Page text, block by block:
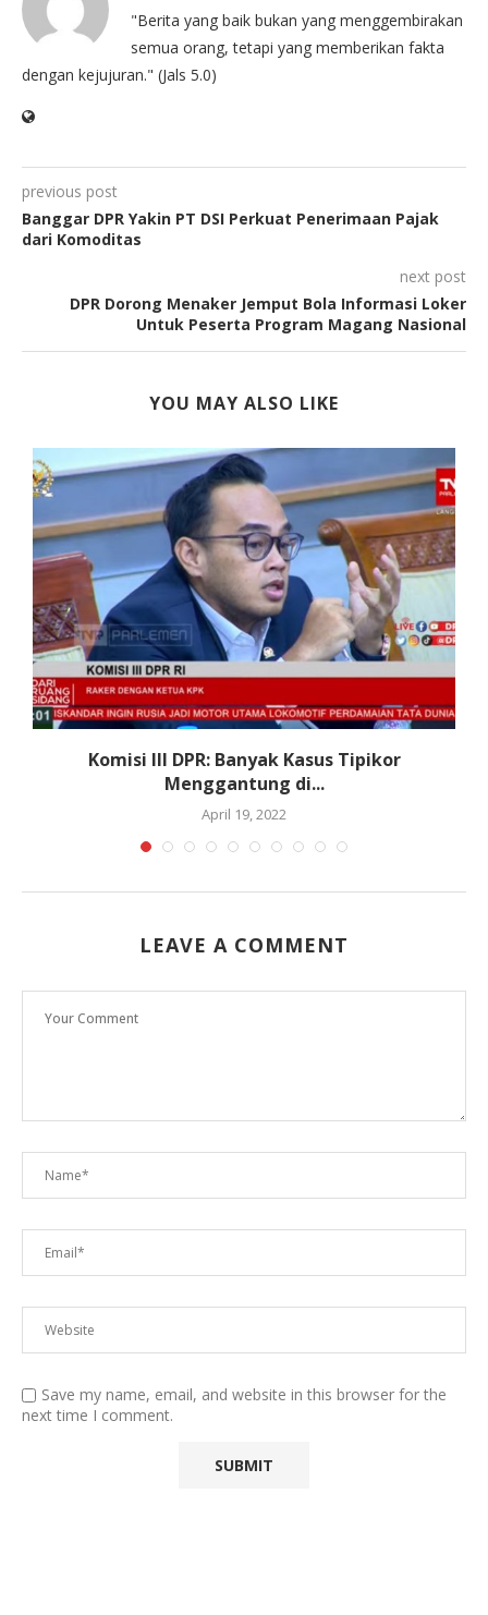
"Berita yang baik bukan yang menggembirakan
semua orang, tetapi yang memberikan fakta
dengan kejujuran." (Jals 5.0)
previous post
Banggar DPR Yakin PT DSI Perkuat Penerimaan Pajak
dari Komoditas
next post
DPR Dorong Menaker Jemput Bola Informasi Loker
Untuk Peserta Program Magang Nasional
YOU MAY ALSO LIKE
Komisi III DPR: Banyak Kasus Tipikor
Menggantung di...
April 19, 2022
LEAVE A COMMENT
Save my name, email, and website in this browser for the
next time I comment.